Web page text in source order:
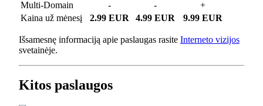
Multi-Domain
- -
+
Kaina už mėnesį
2.99 EUR 4.99 EUR 9.99 EUR
Išsamesnę informaciją apie paslaugas rasite Interneto vizijos
svetainėje.
Kitos paslaugos